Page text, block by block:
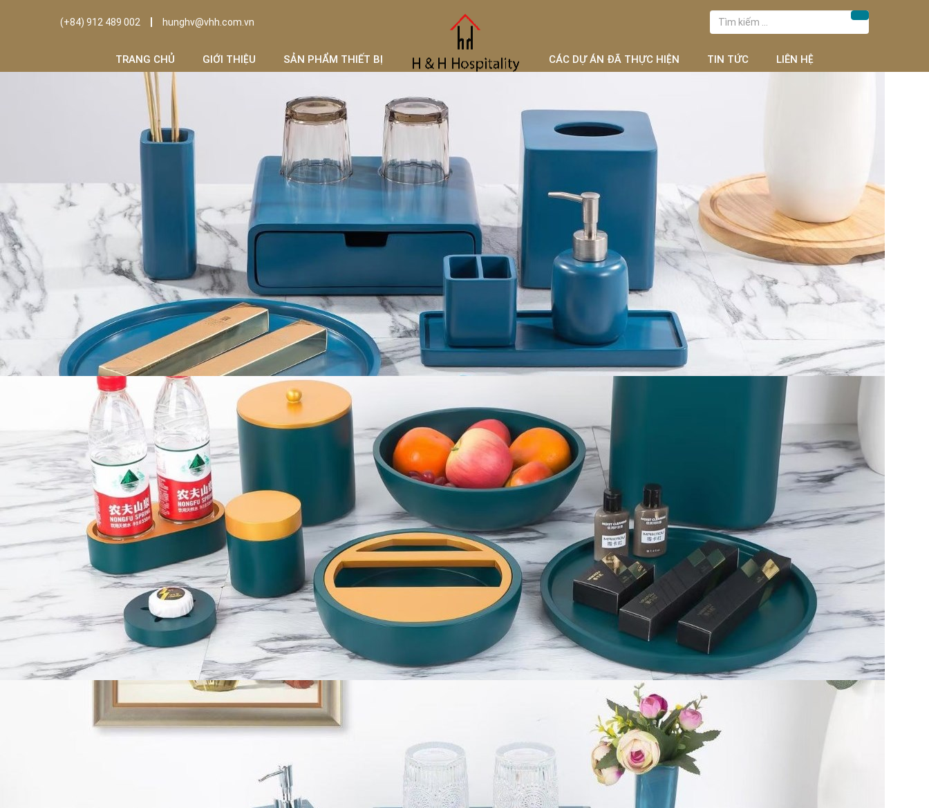
(+84) 912 489 002 hunghv@vhh.com.vn
Tìm
kiếm
cho:
Tìm kiếm
TRANG CHỦ GIỚI THIỆU SẢN PHẨM THIẾT BỊ CÁC DỰ ÁN ĐÃ THỰC HIỆN TIN TỨC LIÊN HỆ